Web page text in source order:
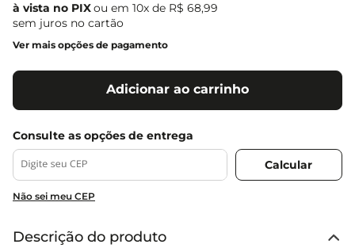
ou em 10x de R$ 68,99
sem juros no cartão
Ver mais opções de pagamento
Adicionar ao carrinho
Não sei meu CEP
Descrição do produto